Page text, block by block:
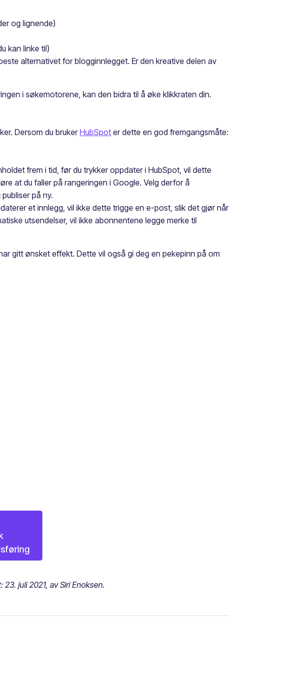
og lignende)
kan linke til)
alternativet for blogginnlegget. Er den kreative delen av
i søkemotorene, kan den bidra til å øke klikkraten din.
Dersom du brukerHubSpot er dette en god fremgangsmåte:
frem i tid, før du trykker oppdater i HubSpot, vil dette
at du faller på rangeringen i Google. Velg derfor å
på ny.
et innlegg, vil ikke dette trigge en e-post, slik det gjør når
utsendelser, vil ikke abonnentene legge merke til
gitt ønsket effekt. Dette vil også gi deg en pekepinn på om
juli 2021, av Siri Enoksen.